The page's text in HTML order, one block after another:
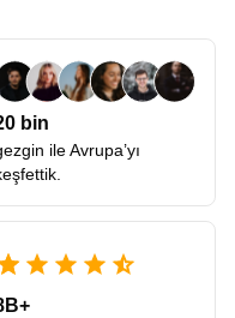
bin
ile Avrupa’yı